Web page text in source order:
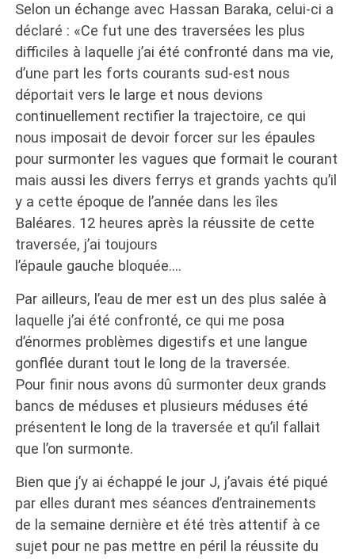
Selon un échange avec Hassan Baraka, celui-ci a
déclaré : «Ce fut une des traversées les plus
difficiles à laquelle j’ai été confronté dans ma vie,
d’une part les forts courants sud-est nous
déportait vers le large et nous devions
continuellement rectifier la trajectoire, ce qui
nous imposait de devoir forcer sur les épaules
pour surmonter les vagues que formait le courant
mais aussi les divers ferrys et grands yachts qu’il
y a cette époque de l’année dans les îles
Baléares. 12 heures après la réussite de cette
traversée, j’ai toujours
l’épaule gauche bloquée….
Par ailleurs, l’eau de mer est un des plus salée à
laquelle j’ai été confronté, ce qui me posa
d’énormes problèmes digestifs et une langue
gonflée durant tout le long de la traversée.
Pour finir nous avons dû surmonter deux grands
bancs de méduses et plusieurs méduses été
présentent le long de la traversée et qu’il fallait
que l’on surmonte.
Bien que j’y ai échappé le jour J, j’avais été piqué
par elles durant mes séances d’entrainements
de la semaine dernière et été très attentif à ce
sujet pour ne pas mettre en péril la réussite du